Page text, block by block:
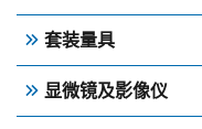
套装量具
显微镜及影像仪